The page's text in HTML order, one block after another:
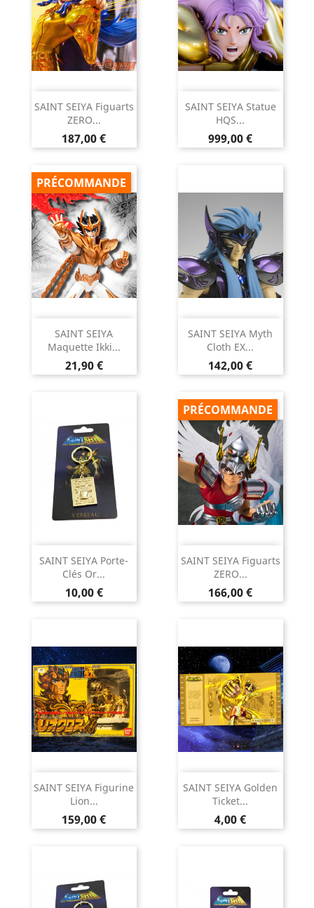
SAINT SEIYA Figuarts
ZERO...
Prix
187,00 €
SAINT SEIYA Statue
HQS...
Prix
999,00 €
SAINT SEIYA
Maquette Ikki...
Prix
21,90 €
PRÉCOMMANDE
SAINT SEIYA Myth
Cloth EX...
Prix
142,00 €
SAINT SEIYA Porte-
Clés Or...
Prix
10,00 €
SAINT SEIYA Figuarts
ZERO...
Prix
166,00 €
PRÉCOMMANDE
SAINT SEIYA Figurine
Lion...
Prix
159,00 €
SAINT SEIYA Golden
Ticket...
Prix
4,00 €